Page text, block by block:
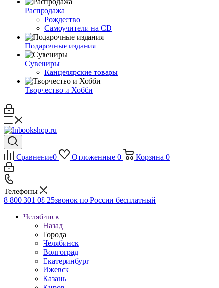
Распродажа
Рождество
Самоучители на CD
Подарочные издания
Сувениры
Канцелярские товары
Творчество и Хобби
Сравнение0 Отложенные 0 Корзина 0
Телефоны
8 800 301 08 25звонок по России бесплатный
Челябинск
Назад
Города
Челябинск
Волгоград
Екатеринбург
Ижевск
Казань